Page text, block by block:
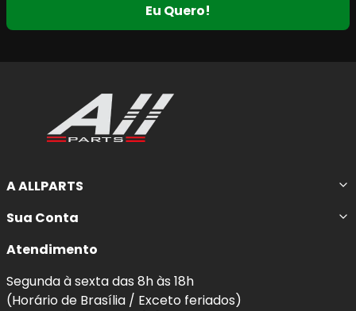
Eu Quero!
A ALLPARTS
Sua Conta
Atendimento
Segunda à sexta das 8h às 18h
(Horário de Brasília / Exceto feriados)